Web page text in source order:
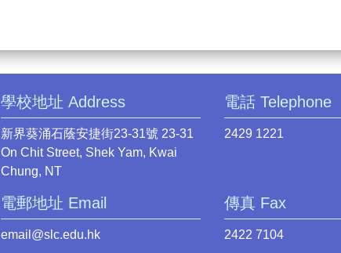
學校地址 Address
新界葵涌石蔭安捷街23-31號 23-31
On Chit Street, Shek Yam, Kwai
Chung, NT
電話 Telephone
2429 1221
電郵地址 Email
email@slc.edu.hk
傳真 Fax
2422 7104